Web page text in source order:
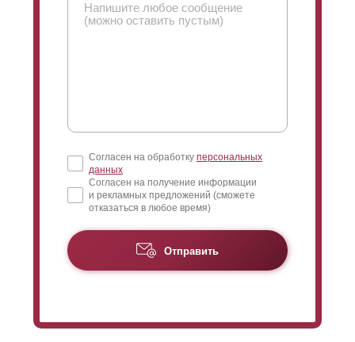
то вариант «Люкс» - то, что нужно.
мм соответственно. Если в младших вариантах
разница в дизайне сохранялась путем изменения
ламели(но без измененийZ-профиля), то в
варианте «Люкс» высоталамелименяется
относительно изменению профиля. Это повлияет на
выбор нахлеста.
Согласен на обработку персональных
данных
Согласен на получение информации
и рекламных предложений (сможете
отказаться в любое время)
Отправить